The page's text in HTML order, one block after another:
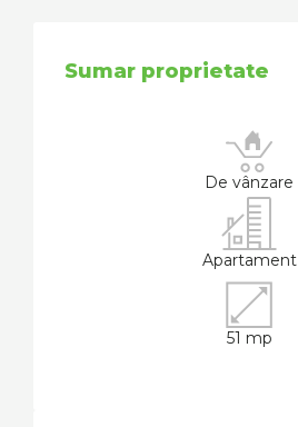
Sumar proprietate
De vânzare
Apartament
51 mp